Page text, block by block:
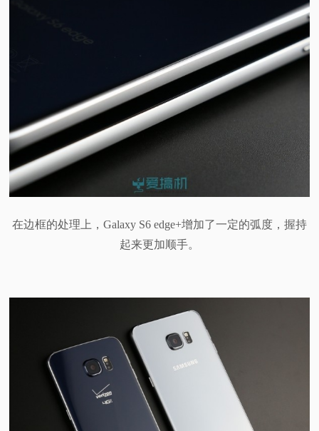
在边框的处理上，Galaxy S6 edge+增加了一定的弧度，握持
起来更加顺手。